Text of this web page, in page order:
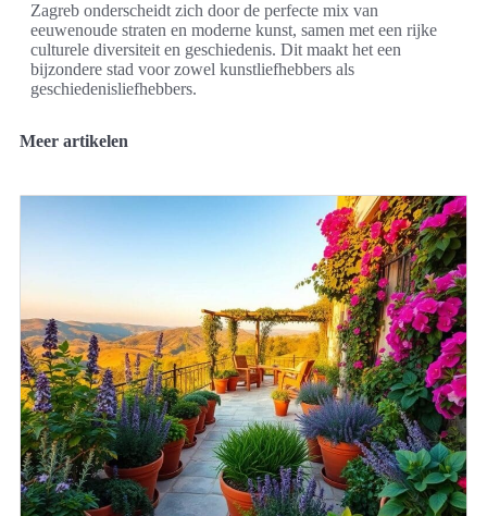
Zagreb onderscheidt zich door de perfecte mix van
eeuwenoude straten en moderne kunst, samen met een rijke
culturele diversiteit en geschiedenis. Dit maakt het een
bijzondere stad voor zowel kunstliefhebbers als
geschiedenisliefhebbers.
Meer artikelen